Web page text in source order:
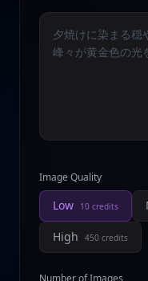
Image Quality
Low 10 credits
High 450 credits
Number of Images